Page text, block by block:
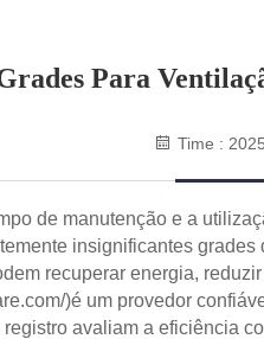
Para
Time :
de manutenção e a
insignificantes
recuperar energia,
)é um provedor
avaliam a eficiência